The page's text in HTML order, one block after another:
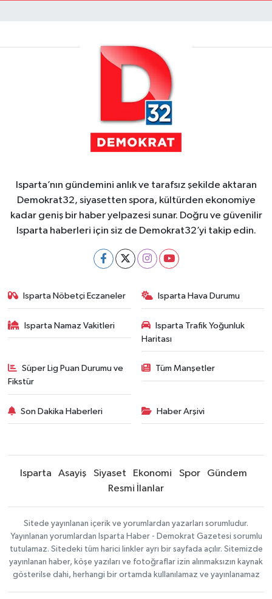
Isparta’nın gündemini anlık ve tarafsız şekilde aktaran
Demokrat32, siyasetten spora, kültürden ekonomiye
kadar geniş bir haber yelpazesi sunar. Doğru ve güvenilir
Isparta haberleri için siz de Demokrat32’yi takip edin.
Isparta Nöbetçi Eczaneler Isparta Hava Durumu
Isparta Namaz Vakitleri
Isparta Trafik Yoğunluk
Haritası
Süper Lig Puan Durumu ve
Fikstür
Tüm Manşetler
Son Dakika Haberleri Haber Arşivi
Isparta Asayiş Siyaset Ekonomi Spor
Gündem
Resmi İlanlar
Sitede yayınlanan içerik ve yorumlardan yazarları sorumludur.
Yayınlanan yorumlardan Isparta Haber - Demokrat Gazetesi sorumlu
tutulamaz. Sitedeki tüm harici linkler ayrı bir sayfada açılır. Sitemizde
yayınlanan haber, köşe yazıları ve fotoğraflar izin alınmaksızın kaynak
gösterilse dahi, herhangi bir ortamda kullanılamaz ve yayınlanamaz